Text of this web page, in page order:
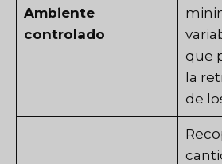
Ambiente
controlado
que
la
de